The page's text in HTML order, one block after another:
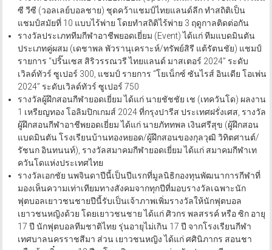
ซี วีซี (วอลเลย์บอลชาย) ชุดคว้าแชมป์ไทยแลนด์ลีก ทำสถิติเป็น
แชมป์สมัยที่ 10 แบบไร้พ่าย โดยทำสถิติไร้พ่าย 3 ฤดูกาลติดต่อกัน
รางวัลประเภททีมกีฬาอาชีพยอดเยี่ยม (Event) ได้แก่ ทีมแบดมินตัน
ประเภทคู่ผสม (เดชาพล พัวรานุเคราะห์/ทรัพย์สิรี แต้รัตนชัย) แชมป์
รายการ “ปริ๊นเซส สิริวรรณวรี ไทยแลนด์ มาสเตอร์ 2024” ระดับ
เวิลด์ทัวร์ ซูเปอร์ 300, แชมป์ รายการ “โยเน็กซ์ ซันไรส์ อินเดีย โอเพ่น
2024” ระดับเวิลด์ทัวร์ ซูเปอร์ 750
รางวัลผู้ฝึกสอนกีฬายอดเยี่ยม ได้แก่ นายชัชชัย เช (เทควันโด) ผลงาน
1 เหรียญทอง โอลิมปิกเกมส์ 2024 ที่กรุงปารีส ประเทศฝรั่งเศส, รางวัล
ผู้ฝึกสอนกีฬาอาชีพยอดเยี่ยม ได้แก่ นายภัททพล เงินศรีสุข (ผู้ฝึกสอน
แบดมินตัน โรงเรียนบ้านทองหยอด/ผู้ฝึกสอนของกุลวุฒิ วิทิตศานต์/
รัชนก อินทนนท์), รางวัลสมาคมกีฬายอดเยี่ยม ได้แก่ สมาคมกีฬาเท
ควันโดแห่งประเทศไทย
รางวัลเอกชัย นพจินดาปีนี้เป็นปีแรกที่มูลนิธิกองทุนพัฒนาการกีฬาที่
มองเห็นความเท่าเทียมทางสังคมจากทุกปีที่มอบรางวัลเฉพาะนัก
ฟุตบอลเยาวชนชายปีนี้รับเป็นเจ้าภาพเพิ่มรางวัลให้นักฟุตบอล
เยาวชนหญิงด้วย โดยเยาวชนชาย ได้แก่ ศิวกร พลสรรค์ หรือ ซิก อายุ
17 ปี นักฟุตบอลทีมชาติไทย รุ่นอายุไม่เกิน 17 ปี จากโรงเรียนกีฬา
เทศบาลนครราชสีมา ส่วน เยาวชนหญิง ได้แก่ ศศินิภากร สอนชา